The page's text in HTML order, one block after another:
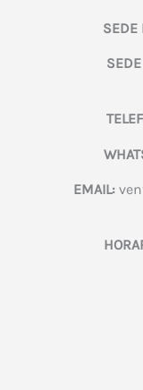
SEDE
EMAIL: